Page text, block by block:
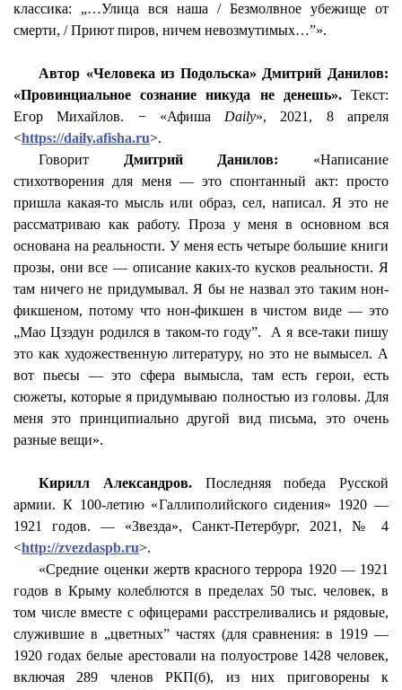
классика: „…Улица вся наша / Безмолвное убежище от
смерти, / Приют пиров, ничем невозмутимых…”».
Автор «Человека из Подольска» Дмитрий Данилов:
«Провинциальное сознание никуда не денешь». Текст:
Егор Михайлов. − «Афиша Daily», 2021, 8 апреля
<https://daily.afisha.ru>.
Говорит
Дмитрий Данилов: «Написание
стихотворения для меня — это спонтанный акт: просто
пришла какая-то мысль или образ, сел, написал. Я это не
рассматриваю как работу. Проза у меня в основном вся
основана на реальности. У меня есть четыре большие книги
прозы, они все — описание каких-то кусков реальности. Я
там ничего не придумывал. Я бы не назвал это таким нон-
фикшеном, потому что нон-фикшен в чистом виде — это
„Мао Цзэдун родился в таком-то году”.
А я все-таки пишу
это как художественную литературу, но это не вымысел. А
вот пьесы — это сфера вымысла, там есть герои, есть
сюжеты, которые я придумываю полностью из головы. Для
меня это принципиально другой вид письма, это очень
разные вещи».
Кирилл Александров. Последняя победа Русской
армии. К 100-летию «Галлиполийскогосидения» 1920 —
1921 годов. — «Звезда», Санкт-Петербург, 2021, № 4
<http://zvezdaspb.ru>.
«Средние оценки жертв красного террора 1920 — 1921
годов в Крыму колеблются в пределах 50 тыс. человек, в
том числе вместе с офицерами расстреливались и рядовые,
служившие в „цветных” частях (для сравнения: в 1919 —
1920 годах белые арестовали на полуострове 1428 человек,
включая 289 членов РКП(б), из них приговорены к